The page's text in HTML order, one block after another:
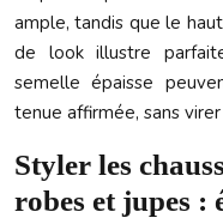
ample, tandis que le
de look illustre
semelle épaisse
tenue affirmée, sans
Styler les
robes et jupes :